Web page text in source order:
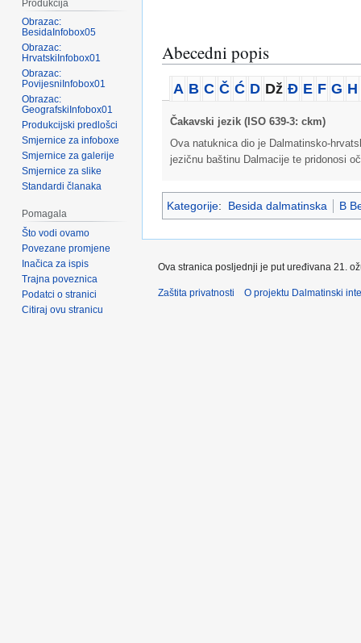
Abecedni popis
A B C Č Ć D Dž Đ E F G H
Čakavski jezik (ISO 639-3: ckm)
Ova natuknica dio je Dalmatinsko-
jezičnu baštinu Dalmacije te pridonosi
Kategorije: Besida dalmatinska B
Produkcija
Obrazac:
BesidaInfobox05
Obrazac:
HrvatskiInfobox01
Obrazac:
PovijesniInfobox01
Obrazac:
GeografskiInfobox01
Produkcijski predlošci
Smjernice za infoboxe
Smjernice za galerije
Smjernice za slike
Standardi članaka
Pomagala
Što vodi ovamo
Povezane promjene
Inačica za ispis
Trajna poveznica
Podatci o stranici
Citiraj ovu stranicu
Ova stranica posljednji je put uređivana 21.
Zaštita privatnosti O projektu Dalmatinski